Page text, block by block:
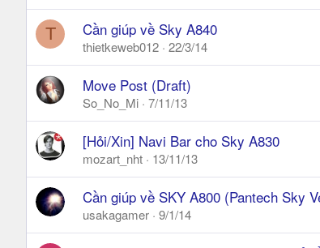
T Cần giúp về Sky A840
thietkeweb012 22/3/14
Move Post (Draft)
So_No_Mi 7/11/13
[Hỏi/Xin] Navi Bar cho Sky A830
mozart_nht 13/11/13
Cần giúp về SKY A800 (Pantech Sky
usakagamer 9/1/14